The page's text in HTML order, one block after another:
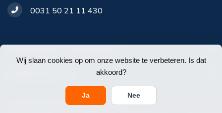
Wij slaan cookies op om onze website te verbeteren. Is dat
akkoord?
Ja Nee
0031 50 21 11 430
© Copyright 2026 E-Werkbroeken